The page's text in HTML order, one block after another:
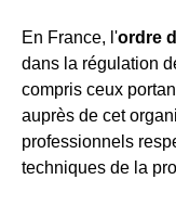
En France, l'ordre
dans la régulation
compris ceux
auprès de cet
professionnels
techniques de la